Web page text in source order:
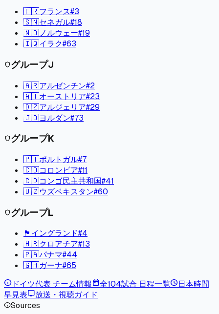
🇫🇷フランス#3
🇸🇳セネガル#18
🇳🇴ノルウェー#19
🇮🇶イラク#63
shieldグループJ
🇦🇷アルゼンチン#2
🇦🇹オーストリア#23
🇩🇿アルジェリア#29
🇯🇴ヨルダン#73
shieldグループK
🇵🇹ポルトガル#7
🇨🇴コロンビア#11
🇨🇩コンゴ民主共和国#41
🇺🇿ウズベキスタン#60
shieldグループL
🏴󠁧󠁢󠁥󠁮󠁧󠁿 イングランド#4
🇭🇷クロアチア#13
🇵🇦パナマ#44
🇬🇭ガーナ#65
info ドイツ代表 チーム情報calendar_month全104試合 日程一覧schedule日本時間
早見表tv放送・視聴ガイド
infoSources